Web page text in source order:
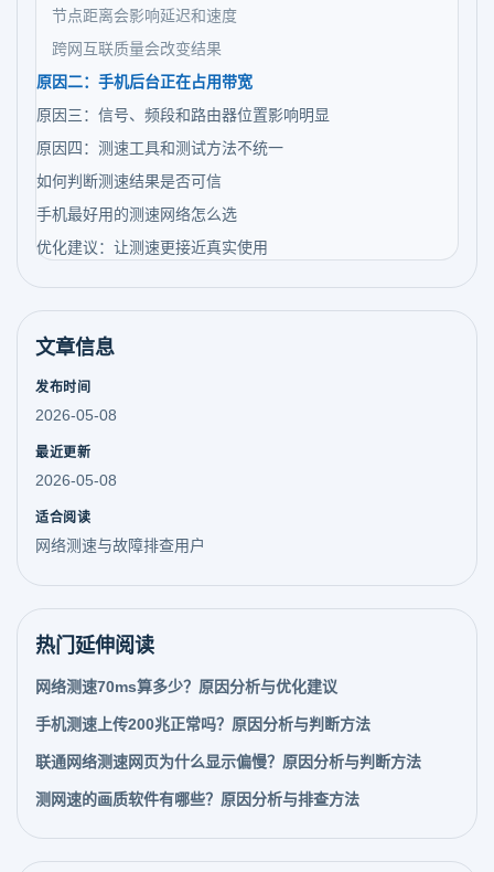
节点距离会影响延迟和速度
跨网互联质量会改变结果
原因二：手机后台正在占用带宽
原因三：信号、频段和路由器位置影响明显
原因四：测速工具和测试方法不统一
如何判断测速结果是否可信
手机最好用的测速网络怎么选
优化建议：让测速更接近真实使用
文章信息
发布时间
2026-05-08
最近更新
2026-05-08
适合阅读
网络测速与故障排查用户
热门延伸阅读
网络测速70ms算多少？原因分析与优化建议
手机测速上传200兆正常吗？原因分析与判断方法
联通网络测速网页为什么显示偏慢？原因分析与判断方法
测网速的画质软件有哪些？原因分析与排查方法